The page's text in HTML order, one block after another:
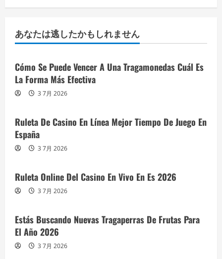
あなたは逃したかもしれません
Cómo Se Puede Vencer A Una Tragamonedas Cuál Es
La Forma Más Efectiva
3 7月 2026
Ruleta De Casino En Línea Mejor Tiempo De Juego En
España
3 7月 2026
Ruleta Online Del Casino En Vivo En Es 2026
3 7月 2026
Estás Buscando Nuevas Tragaperras De Frutas Para
El Año 2026
3 7月 2026